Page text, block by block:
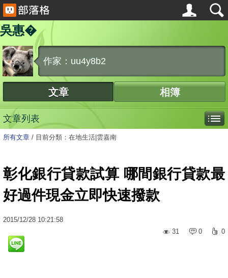
吳惠�
作家：uu4y8b2
文章 相簿
文章列表
所有文章 / 目前分類：在地生活|雲嘉南
彰化銀行貸款試算 哪間銀行貸款最
好過件現金立即快速撥款
2015/12/28 10:21:58
31
0 0